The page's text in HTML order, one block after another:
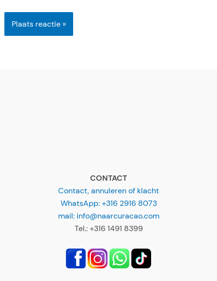
e
CONTACT
Contact, annuleren of klacht
WhatsApp: +316 2916 8073
mail: info@naarcuracao.com
Tel.: +316 1491 8399